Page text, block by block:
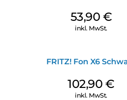
53,90 €
inkl. MwSt.
FRITZ! Fon X6
102,90€
inkl. MwSt.